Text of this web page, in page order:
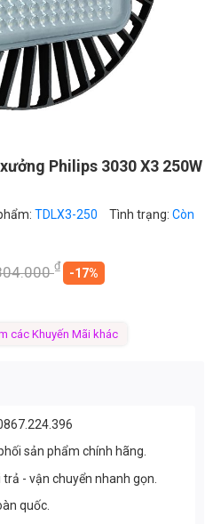
Philips 3030 X3 250W
TDLX3-250 Tình trạng: Còn
₫
-17%
các Khuyến Mãi khác
sản phẩm chính hãng.
- vận chuyển nhanh gọn.
quốc.